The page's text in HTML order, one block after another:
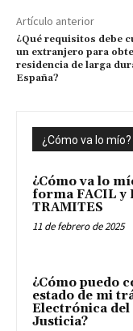
Artículo anterior
¿Qué requisitos debe
un extranjero para
residencia de larga
España?
¿Cómo va lo mío?
¿Cómo va lo
forma FACIL y
TRAMITES
11 de febrero de 2025
¿Cómo puedo
estado de mi
Electrónica
Justicia?